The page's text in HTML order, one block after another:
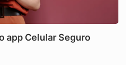
app Celular Seguro